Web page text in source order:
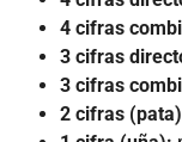
4 cifras
3 cifras
3 cifras
2 cifras